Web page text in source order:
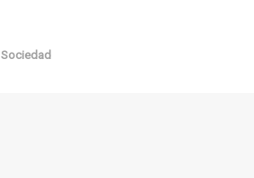
Sociedad